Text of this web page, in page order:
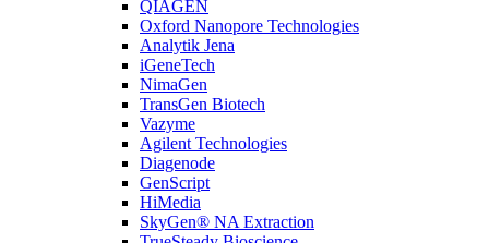
QIAGEN
Oxford Nanopore Technologies
Analytik Jena
iGeneTech
NimaGen
TransGen Biotech
Vazyme
Agilent Technologies
Diagenode
GenScript
HiMedia
SkyGen® NA Extraction